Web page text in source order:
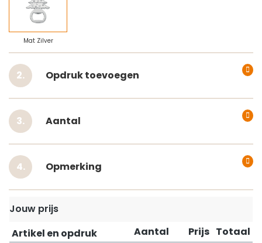
Mat Zilver
Opdruk toevoegen
Aantal
Opmerking
Jouw prijs
Artikel en opdruk
Aantal Prijs Totaal